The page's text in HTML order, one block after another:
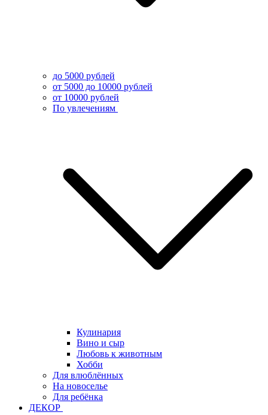
до 5000 рублей
от 5000 до 10000 рублей
от 10000 рублей
По увлечениям
Кулинария
Вино и сыр
Любовь к животным
Хобби
Для влюблённых
На новоселье
Для ребёнка
ДЕКОР